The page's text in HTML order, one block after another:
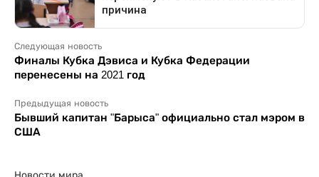
Следующая новость
Финалы Кубка Дэвиса и Кубка Федерации
перенесены на 2021 год
Предыдущая новость
Бывший капитан "Барыса" официально стал мэром в
США